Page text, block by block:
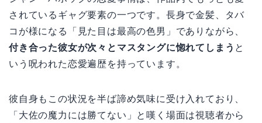
されているギャグ要素の一つです。長身で金髪、タバ
コが様になる「見た目は最高の色男」でありながら、
付き合った彼女が次々とマスタングに惚れてしまう と
いう呪われた恋愛遍歴を持っています。
彼自身もこの状況を半ば諦め気味に受け入れており、
「大佐の魔力には勝てない」と嘆く場面は視聴者から